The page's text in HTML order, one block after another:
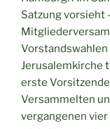
Satzung vorsieht
Jerusalemkirche
erste
Versammelten
vergangenen